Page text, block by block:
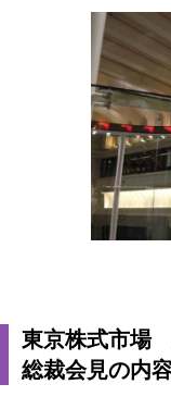
東京株式市場
総裁会見の内